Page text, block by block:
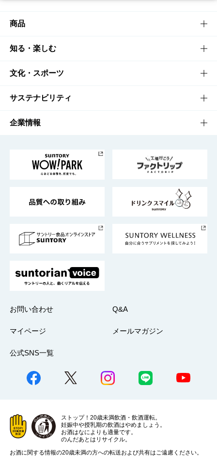
商品
商品TOP
商品一覧
商品発売情報
栄養成分一覧
知る・楽しむ
知る・楽しむTOP
キャンペーン
工場見学
地域情報
文化・スポーツ
文化・スポーツTOP
サントリーホール
サントリーサンバーズ大阪
サステナビリティ
サステナビリティTOP
サントリーが考えるサステナビリティ経営
企業情報
企業概要
採用情報
お問い合わせ Q&A
マイページ メールマガジン
公式SNS一覧
ストップ！20歳未満飲酒・飲酒運転。
妊娠中や授乳期の飲酒はやめましょう。
お酒はなによりも適量です。
のんだあとはリサイクル。
お酒に関する情報の20歳未満の方への転送および共有はご遠慮ください。